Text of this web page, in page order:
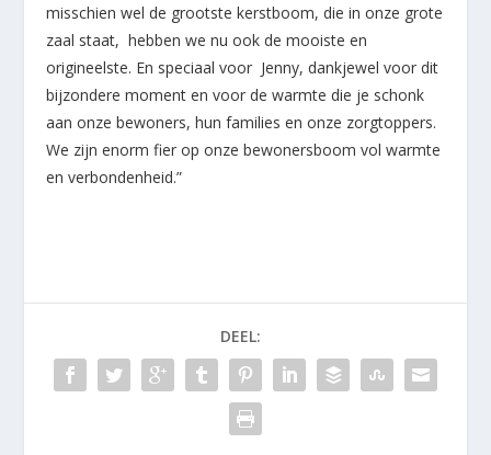
misschien wel de grootste kerstboom, die in onze grote
zaal staat, hebben we nu ook de mooiste en
origineelste. En speciaal voor Jenny, dankjewel voor dit
bijzondere moment en voor de warmte die je schonk
aan onze bewoners, hun families en onze zorgtoppers.
We zijn enorm fier op onze bewonersboom vol warmte
en verbondenheid.”
DEEL: